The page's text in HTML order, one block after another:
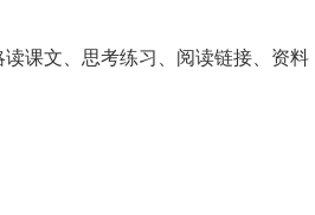
课文、思考练习、阅读链接、资料